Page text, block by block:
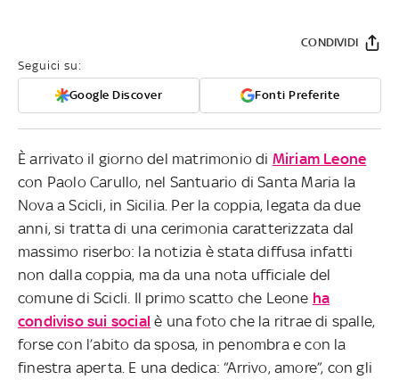
Seguici su:
Google Discover Fonti Preferite
CONDIVIDI
È arrivato il giorno del matrimonio di Miriam Leone
con Paolo Carullo, nel Santuario di Santa Maria la
Nova a Scicli, in Sicilia. Per la coppia, legata da due
anni, si tratta di una cerimonia caratterizzata dal
massimo riserbo: la notizia è stata diffusa infatti
non dalla coppia, ma da una nota ufficiale del
comune di Scicli. Il primo scatto che Leone ha
condiviso sui social è una foto che la ritrae di spalle,
forse con l’abito da sposa, in penombra e con la
finestra aperta. E una dedica: “Arrivo, amore”, con gli